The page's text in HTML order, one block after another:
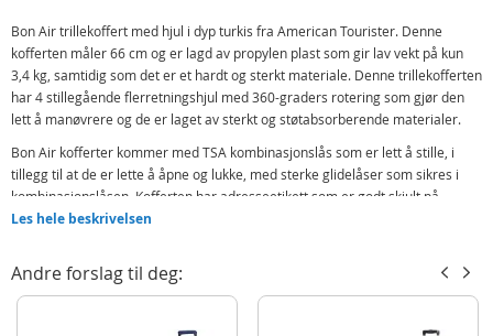
Bon Air trillekoffert med hjul i dyp turkis fra American Tourister. Denne
kofferten måler 66 cm og er lagd av propylen plast som gir lav vekt på kun
3,4 kg, samtidig som det er et hardt og sterkt materiale. Denne trillekofferten
har 4 stillegående flerretningshjul med 360-graders rotering som gjør den
lett å manøvrere og de er laget av sterkt og støtabsorberende materialer.
Bon Air kofferter kommer med TSA kombinasjonslås som er lett å stille, i
tillegg til at de er lette å åpne og lukke, med sterke glidelåser som sikres i
kombinasjonslåsen. Kofferten har adresseetikett som er godt skjult på
baksiden og tre stenger på siden som gir ekstra stabilitet når den legges
Funksjoner:
Lås: TSA kombinasjonslås
Les hele beskrivelsen
Andre forslag til deg: